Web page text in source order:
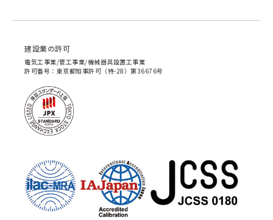
建設業の許可
電気工事業/管工事業/機械器具設置工事業
許可番号：東京都知事許可（特-28）第36676号